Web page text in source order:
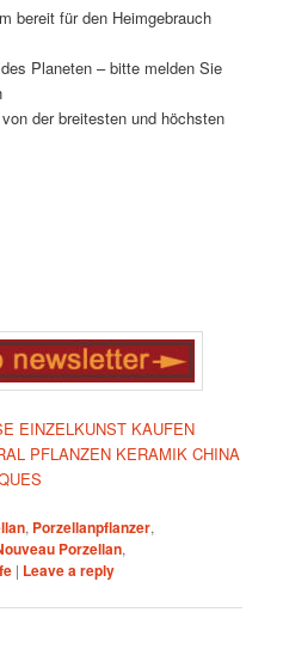
bereit für den Heimgebrauch
Planeten – bitte melden Sie
der breitesten und höchsten
EINZELKUNST KAUFEN
PFLANZEN KERAMIK CHINA
, Porzellanpflanzer,
Porzellan,
| Leave a reply